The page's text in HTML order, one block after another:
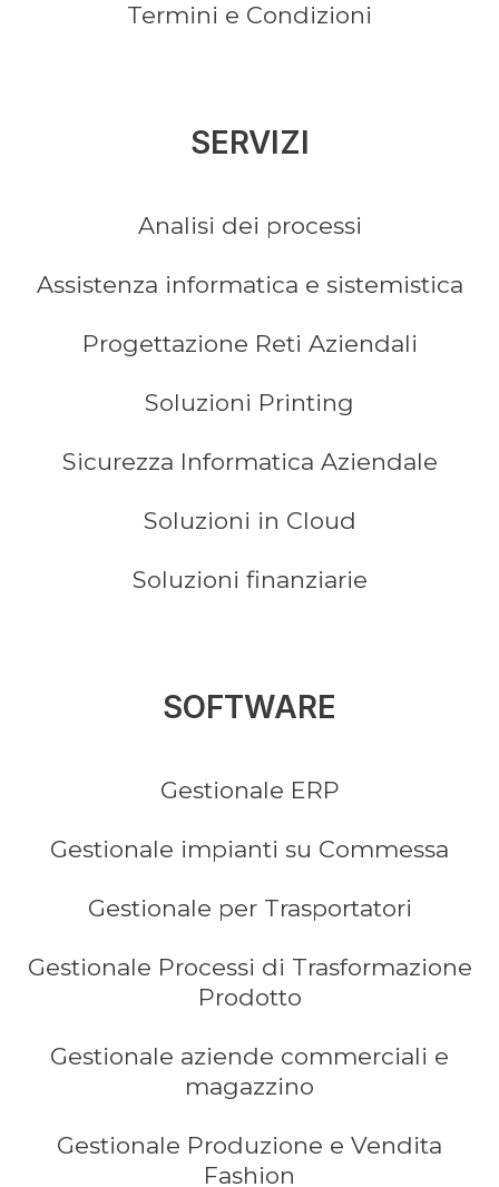
Termini e Condizioni
SERVIZI
Analisi dei processi
Assistenza informatica e sistemistica
Progettazione Reti Aziendali
Soluzioni Printing
Sicurezza Informatica Aziendale
Soluzioni in Cloud
Soluzioni finanziarie
SOFTWARE
Gestionale ERP
Gestionale impianti su Commessa
Gestionale per Trasportatori
Gestionale Processi di Trasformazione
Prodotto
Gestionale aziende commerciali e
magazzino
Gestionale Produzione e Vendita
Fashion